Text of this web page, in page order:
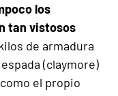
los
tan vistosos
de armadura
(claymore)
el propio